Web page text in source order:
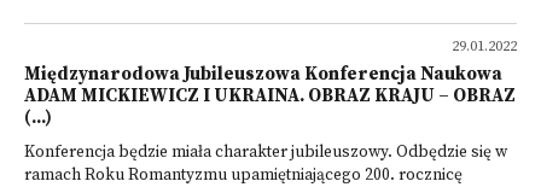
29.01.2022
Międzynarodowa Jubileuszowa Konferencja Naukowa
ADAM MICKIEWICZ I UKRAINA. OBRAZ KRAJU – OBRAZ
(...)
Konferencja będzie miała charakter jubileuszowy. Odbędzie się w
ramach Roku Romantyzmu upamiętniającego 200. rocznicę